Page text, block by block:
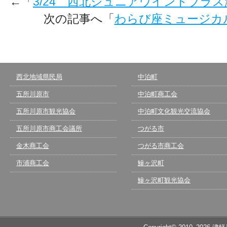
次の記事へ「わらび座ミュージカ
西北地域県民局
五所川原市
五所川原市観光協会
五所川原市商工会議所
金木商工会
市浦商工会
中泊町
中泊町商工会
中泊町文化観光交流協会
つがる市
つがる市商工会
鰺ヶ沢町
鰺ヶ沢町観光協会